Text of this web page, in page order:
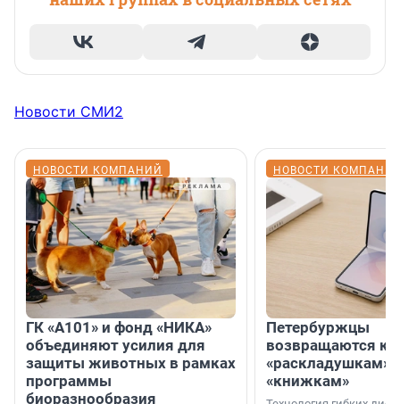
Новости СМИ2
НОВОСТИ КОМПАНИЙ
ГК «А101» и фонд «НИКА»
объединяют усилия для
защиты животных в рамках
программы
биоразнообразия
НОВОСТИ
Петербуржцы
возвращаются к
«раскладушкам»
«книжкам»